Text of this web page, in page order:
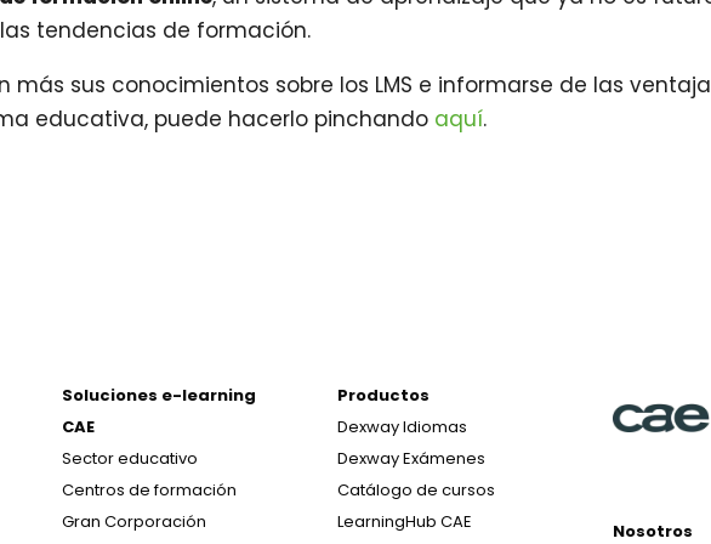
tendencias de formación.
más sus conocimientos sobre los LMS e informarse de las
educativa, puede hacerlo pinchando aquí.
Soluciones e-learning
CAE
Sector educativo
Centros de formación
Gran Corporación
Productos
Dexway Idiomas
Dexway Exámenes
Catálogo de cursos
LearningHub CAE
Nosotros